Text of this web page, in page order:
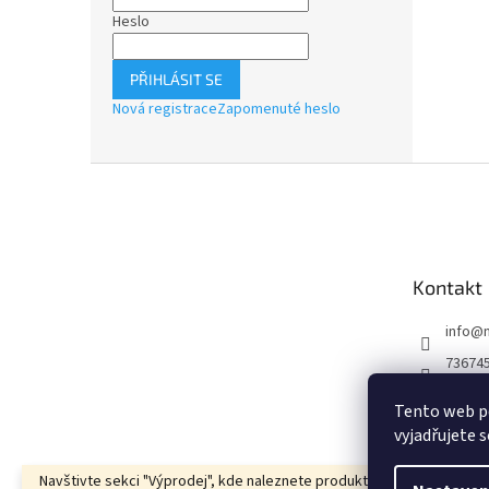
Tento web
vyjadřujete
Navštivte sekci "Výprodej", kde naleznete produkty za
Heslo
PŘIHLÁSIT SE
Nová registraceZapomenuté heslo
Kontakt
info@